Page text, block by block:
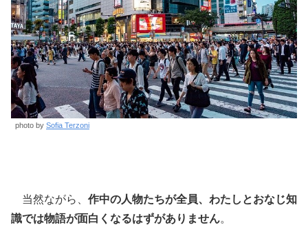
photo by Sofia Terzoni
当然ながら、 作中の人物たちが全員、わたしとおなじ知
識では物語が面白くなるはずがありません。